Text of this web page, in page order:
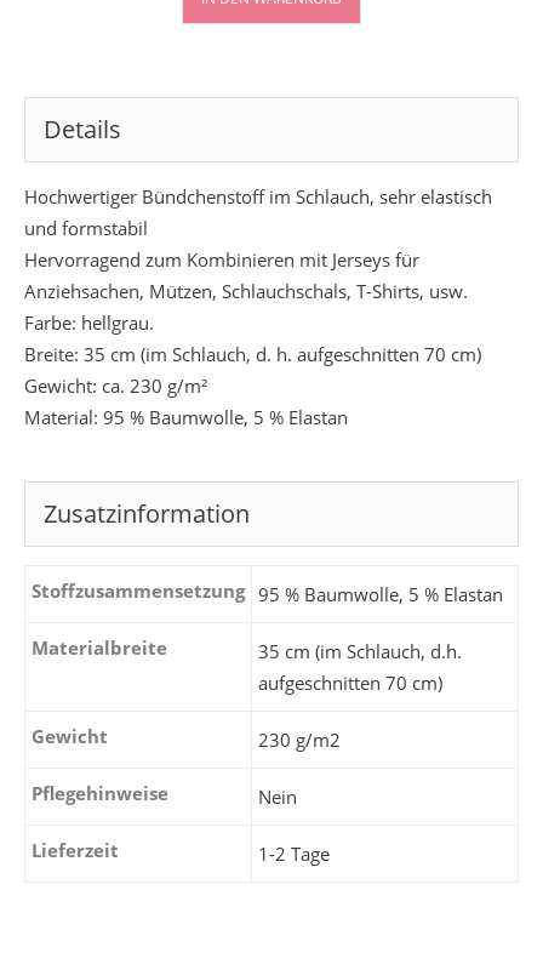
Details
Hochwertiger Bündchenstoff im Schlauch, sehr elastisch
und formstabil
Hervorragend zum Kombinieren mit Jerseys für
Anziehsachen, Mützen, Schlauchschals, T-Shirts, usw.
Farbe: hellgrau.
Breite: 35 cm (im Schlauch, d. h. aufgeschnitten 70 cm)
Gewicht: ca. 230 g/m²
Material: 95 % Baumwolle, 5 % Elastan
Zusatzinformation
Stoffzusammensetzung 95 % Baumwolle, 5 % Elastan
Materialbreite
35 cm (im Schlauch, d.h.
aufgeschnitten 70 cm)
Gewicht 230 g/m2
Pflegehinweise Nein
Lieferzeit 1-2 Tage